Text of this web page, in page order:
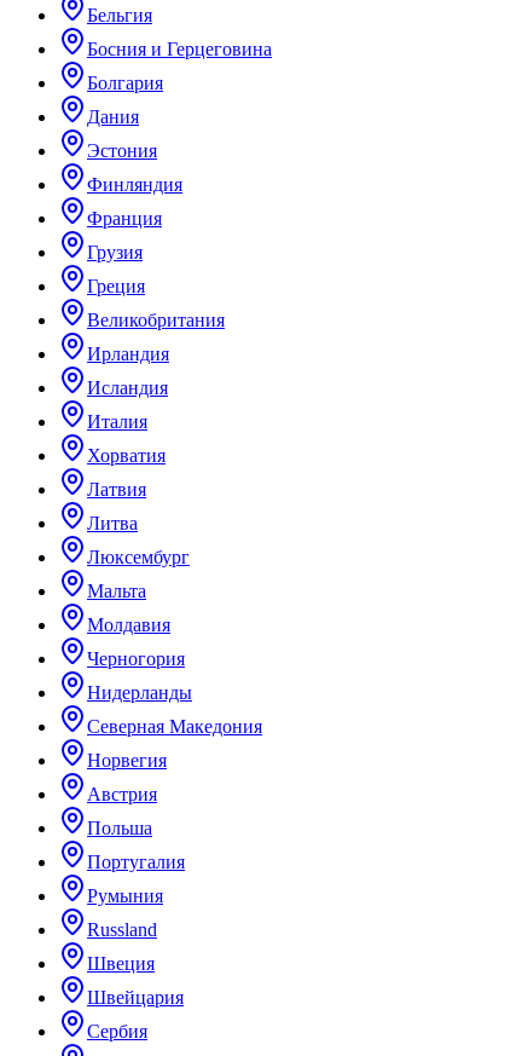
Бельгия
Босния и Герцеговина
Болгария
Дания
Эстония
Финляндия
Франция
Грузия
Греция
Великобритания
Ирландия
Исландия
Италия
Хорватия
Латвия
Литва
Люксембург
Мальта
Молдавия
Черногория
Нидерланды
Северная Македония
Норвегия
Австрия
Польша
Португалия
Румыния
Russland
Швеция
Швейцария
Сербия